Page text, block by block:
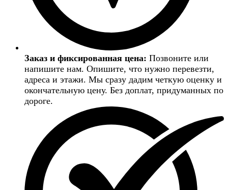
Заказ и фиксированная цена: Позвоните или
напишите нам. Опишите, что нужно перевезти,
адреса и этажи. Мы сразу дадим четкую оценку и
окончательную цену. Без доплат, придуманных по
дороге.